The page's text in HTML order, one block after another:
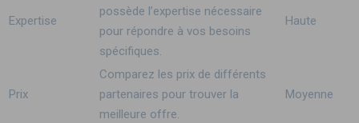
Expertise
possède l’expertise nécessaire
pour répondre à vos besoins
spécifiques.
Haute
Prix
Comparez les prix de différents
partenaires pour trouver la
meilleure offre.
Moyenne